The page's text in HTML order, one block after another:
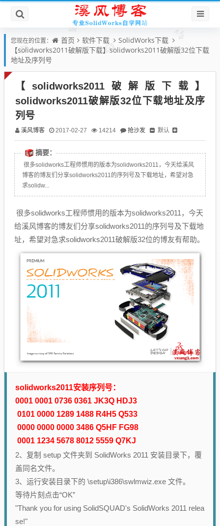
您现在的位置： 首页 软件下载
SolidWorks下载
【solidworks2011破解版下载】solidworks2011破解版32位下载
地址及序列号
【solidworks2011破解版下载】
solidworks2011破解版32位下载地址及序
列号
溪风博客 2017-02-27 14214 抢沙发 默认
摘要：
很多solidworks工程师惯用的版本为solidworks2011，今天给溪风
博客的博友们分享solidworks2011的序列号及下载地址，希望对急
求solidw...
很多solidworks工程师惯用的版本为solidworks2011，今天
给溪风博客的博友们分享solidworks2011的序列号及下载地
址，希望对急求solidworks2011破解版32位的博友有帮助。
solidworks2011安装序列号：
0001 0001 0736 0361 JK3Q HDJ3
0101 0000 1289 1488 R4H5 Q533
0000 0000 0000 3486 Q5HF FG98
0001 1234 5678 8012 5559 Q7KJ
2、复制 setup 文件夹到 SolidWorks 2011 安装目录下，覆
盖同名文件。
3、运行安装目录下的 \setup\i386\swlmwiz.exe 文件。
等待片刻点击“OK”
"Thank you for using SolidSQUAD's SolidWorks 2011 relea
se!"